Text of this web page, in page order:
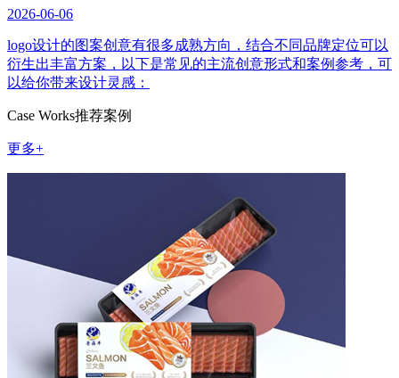
2026-06-06
logo设计的图案创意有很多成熟方向，结合不同品牌定位可以
衍生出丰富方案，以下是常见的主流创意形式和案例参考，可
以给你带来设计灵感：
Case Works推荐案例
更多+